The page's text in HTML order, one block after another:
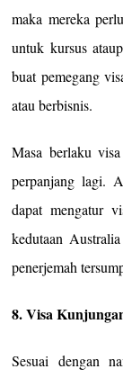
maka mereka
untuk kursus
buat pemegang
atau berbisnis.
Masa berlaku
perpanjang lagi.
dapat mengatur
kedutaan
penerjemah
8. Visa
Sesuai dengan